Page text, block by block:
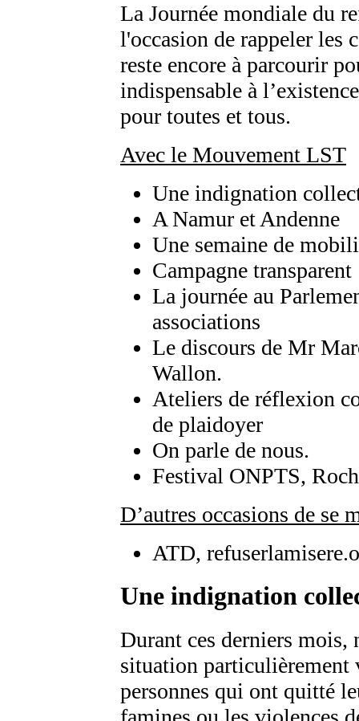
La Journée mondiale du
l'occasion de rappeler les
reste encore à parcourir
indispensable à
pour toutes et tous.
Avec le Mouvement LST
Une indignation
A Namur et Andenne
Une semaine de
Campagne transparent
La journée au
associations
Le discours de Mr
Wallon.
Ateliers de réflexion
de plaidoyer
On parle de nous.
Festival ONPTS,
D’autres occasions de se
ATD,
Une indignation
Durant ces derniers mois,
situation particulièrement
personnes qui ont quitté